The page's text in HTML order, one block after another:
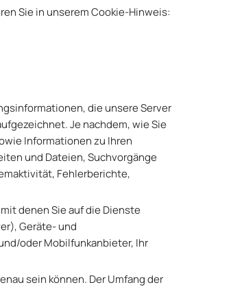
Sie in unserem Cookie-Hinweis:
die unsere Server
Je nachdem, wie Sie
Informationen zu Ihren
und Dateien, Suchvorgänge
Fehlerberichte,
denen Sie auf die Dienste
Geräte- und
oder Mobilfunkanbieter, Ihr
sein können. Der Umfang der